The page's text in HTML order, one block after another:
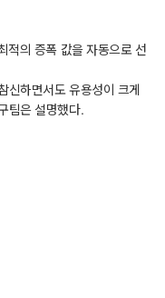
적의 증폭 값을 자동으로 선
신하면서도 유용성이 크게
팀은 설명했다.